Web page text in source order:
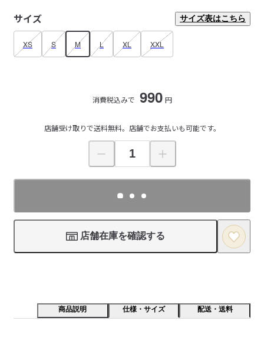
サイズ サイズ表はこちら
XS S M L XL XXL
消費税込みで 990 円
店舗受け取りで送料無料。店舗でお支払いも可能です。
店舗在庫を確認する
商品説明 仕様・サイズ 配送・送料